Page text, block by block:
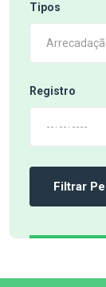
Tipos
Registro
Filtrar